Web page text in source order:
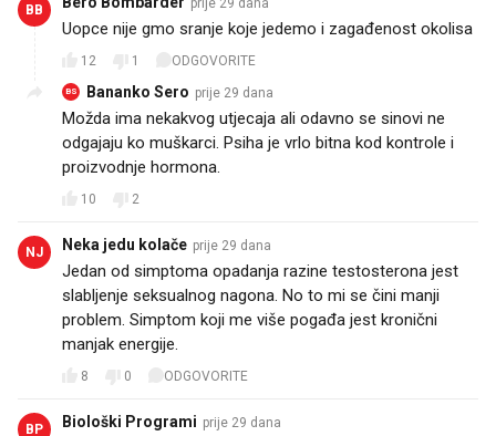
BB
Uopce nije gmo sranje koje jedemo i zagađenost okolisa
12 1 ODGOVORITE
BS Bananko Sero prije 29 dana
Možda ima nekakvog utjecaja ali odavno se sinovi ne
odgajaju ko muškarci. Psiha je vrlo bitna kod kontrole i
proizvodnje hormona.
10 2
NJ Neka jedu kolače prije 29 dana
Jedan od simptoma opadanja razine testosterona jest
slabljenje seksualnog nagona. No to mi se čini manji
problem. Simptom koji me više pogađa jest kronični
manjak energije.
8 0 ODGOVORITE
BP Biološki Programi prije 29 dana